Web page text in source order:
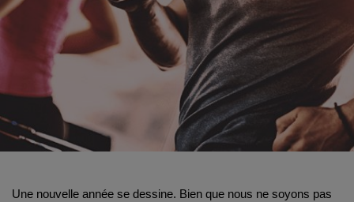
Une nouvelle année se dessine. Bien que nous ne soyons pas